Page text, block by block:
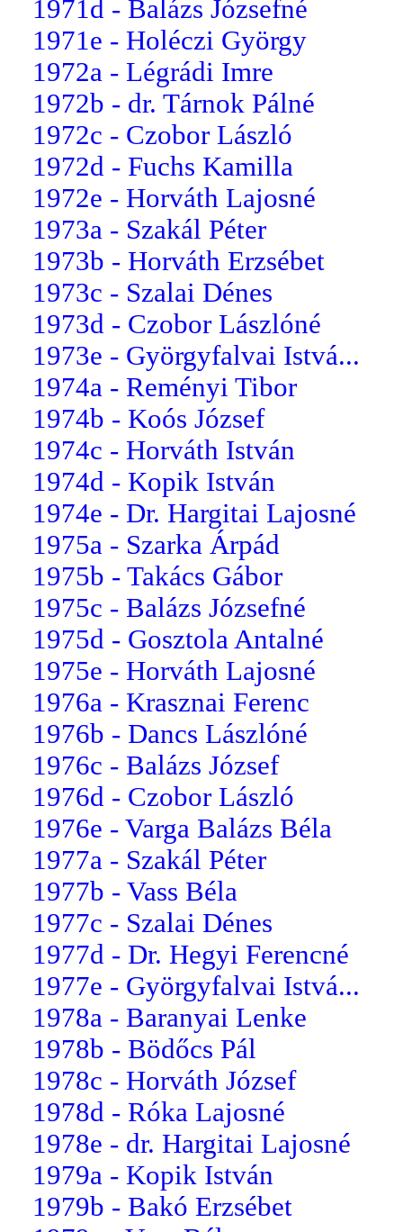
1971d - Balázs Józsefné
1971e - Holéczi György
1972a - Légrádi Imre
1972b - dr. Tárnok Pálné
1972c - Czobor László
1972d - Fuchs Kamilla
1972e - Horváth Lajosné
1973a - Szakál Péter
1973b - Horváth Erzsébet
1973c - Szalai Dénes
1973d - Czobor Lászlóné
1973e - Györgyfalvai Istvá...
1974a - Reményi Tibor
1974b - Koós József
1974c - Horváth István
1974d - Kopik István
1974e - Dr. Hargitai Lajosné
1975a - Szarka Árpád
1975b - Takács Gábor
1975c - Balázs Józsefné
1975d - Gosztola Antalné
1975e - Horváth Lajosné
1976a - Krasznai Ferenc
1976b - Dancs Lászlóné
1976c - Balázs József
1976d - Czobor László
1976e - Varga Balázs Béla
1977a - Szakál Péter
1977b - Vass Béla
1977c - Szalai Dénes
1977d - Dr. Hegyi Ferencné
1977e - Györgyfalvai Istvá...
1978a - Baranyai Lenke
1978b - Bödőcs Pál
1978c - Horváth József
1978d - Róka Lajosné
1978e - dr. Hargitai Lajosné
1979a - Kopik István
1979b - Bakó Erzsébet